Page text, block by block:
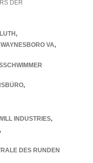
DER
VA
INDUSTRIES
DES RUNDEN